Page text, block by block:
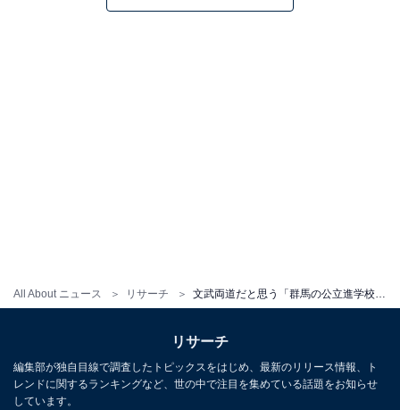
All About ニュース リサーチ 文武両道だと思う「群馬の公立進学校」ランキング！ 2位「高崎高等学校」を抑えた1位は？
リサーチ
編集部が独自目線で調査したトピックスをはじめ、最新のリリース情報、ト
レンドに関するランキングなど、世の中で注目を集めている話題をお知らせ
しています。